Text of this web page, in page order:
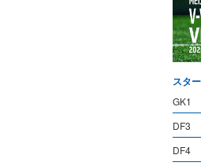
スタ
GK1
DF3
DF4